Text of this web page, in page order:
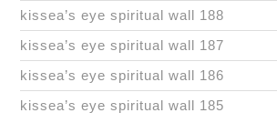
kissea’s eye spiritual wall 188
kissea’s eye spiritual wall 187
kissea’s eye spiritual wall 186
kissea’s eye spiritual wall 185